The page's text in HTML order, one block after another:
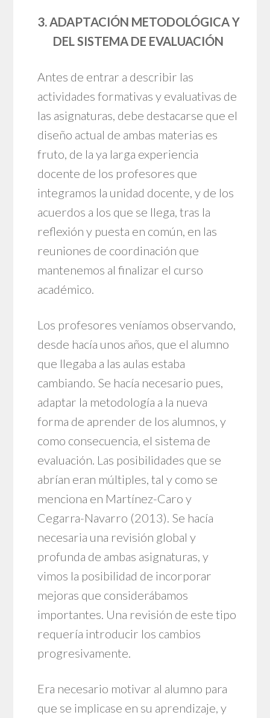
3. ADAPTACIÓN METODOLÓGICA Y
DEL SISTEMA DE EVALUACIÓN
Antes de entrar a describir las
actividades formativas y evaluativas de
las asignaturas, debe destacarse que el
diseño actual de ambas materias es
fruto, de la ya larga experiencia
docente de los profesores que
integramos la unidad docente, y de los
acuerdos a los que se llega, tras la
reflexión y puesta en común, en las
reuniones de coordinación que
mantenemos al finalizar el curso
académico.
Los profesores veníamos observando,
desde hacía unos años, que el alumno
que llegaba a las aulas estaba
cambiando. Se hacía necesario pues,
adaptar la metodología a la nueva
forma de aprender de los alumnos, y
como consecuencia, el sistema de
evaluación. Las posibilidades que se
abrían eran múltiples, tal y como se
menciona en Martínez-Caro y
Cegarra-Navarro (2013). Se hacía
necesaria una revisión global y
profunda de ambas asignaturas, y
vimos la posibilidad de incorporar
mejoras que considerábamos
importantes. Una revisión de este tipo
requería introducir los cambios
progresivamente.
Era necesario motivar al alumno para
que se implicase en su aprendizaje, y